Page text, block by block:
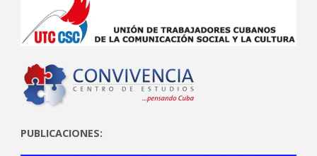
PUBLICACIONES: